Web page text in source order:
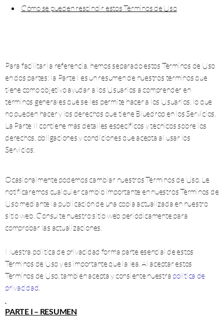
Cómo se pueden rescindir estos Términos de Uso
Para facilitar la referencia, hemos separado estos Términos de Uso
en dos partes: la Parte I es un resumen de nuestros términos que
tiene como objetivo ayudar a los Usuarios a comprender en
términos generales qué se les permite hacer a los Usuarios, lo que
no pueden hacer y los derechos que tiene Bluedrop en los Servicios.
La Parte II contiene más detalles específicos y técnicos sobre los
derechos, obligaciones y condiciones que acepta al usar los
Servicios.
Ocasionalmente podemos cambiar nuestros Términos de Uso. Le
notificaremos cualquier cambio importante en nuestros Términos de
Uso mediante la publicación de una copia actualizada en nuestro
sitio web. Consulte nuestro sitio web periódicamente para
comprobar las actualizaciones.
Nuestra política de privacidad forma parte esencial de estos
Términos de Uso y es importante que la lea. Al aceptar estos
Términos de Uso, también acepta y consiente nuestra política de
privacidad.
PARTE I – RESUMEN